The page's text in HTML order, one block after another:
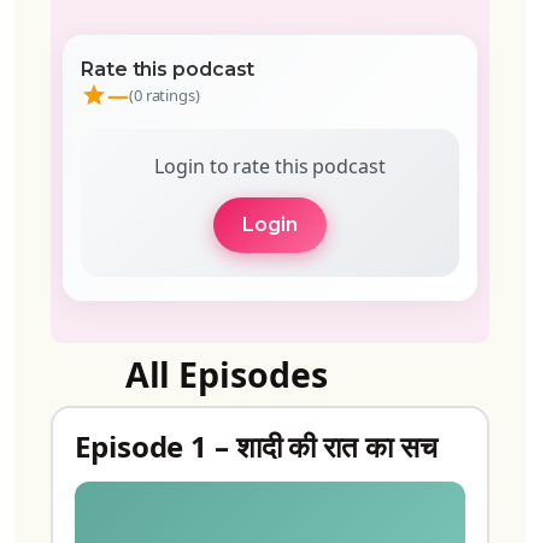
Rate this podcast
—(0 ratings)
Login to rate this podcast
Login
All Episodes
Episode 1 – शादी की रात का सच